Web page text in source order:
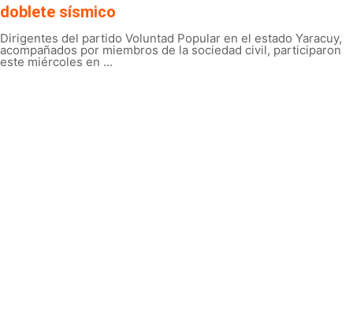
doblete sísmico
Dirigentes del partido Voluntad Popular en el estado Yaracuy,
acompañados por miembros de la sociedad civil, participaron
este miércoles en ...